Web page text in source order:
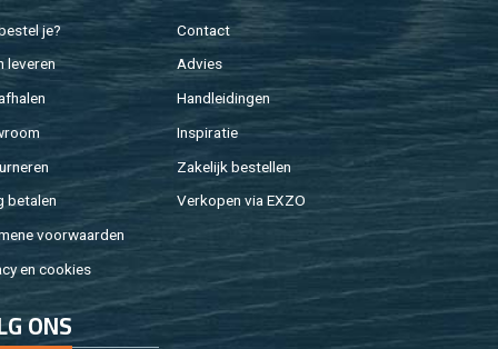
je?
le­ve­ren
be­ta­len
voor­waar­den
en coo­kies
Con­tact
Ad­vies
Hand­lei­din­gen
In­spi­ra­tie
Za­ke­lijk be­stel­len
Ver­ko­pen via EXZO
ONS